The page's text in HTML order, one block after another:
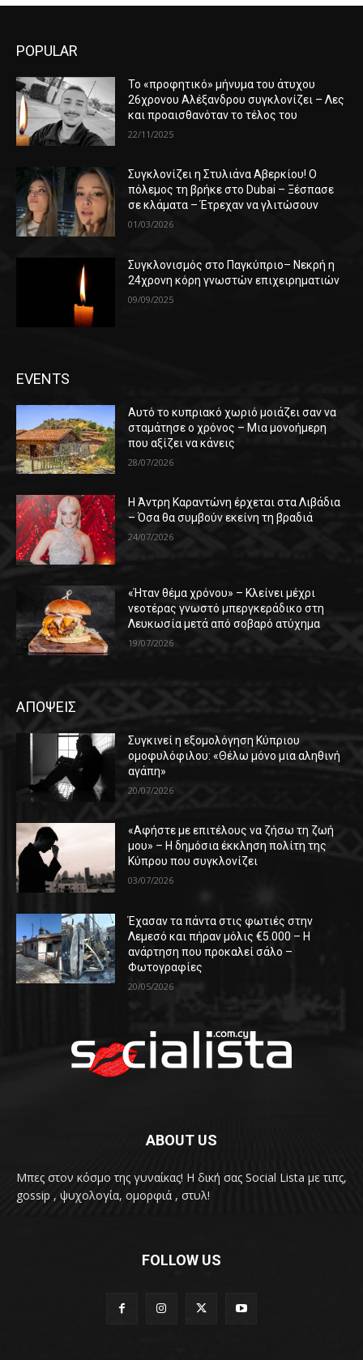
POPULAR
Το «προφητικό» μήνυμα του άτυχου
26χρονου Αλέξανδρου συγκλονίζει – Λες
και προαισθανόταν το τέλος του
22/11/2025
Συγκλονίζει η Στυλιάνα Αβερκίου! Ο
πόλεμος τη βρήκε στο Dubai – Ξέσπασε
σε κλάματα – Έτρεχαν να γλιτώσουν
01/03/2026
Συγκλονισμός στο Παγκύπριο– Νεκρή η
24χρονη κόρη γνωστών επιχειρηματιών
09/09/2025
EVENTS
Αυτό το κυπριακό χωριό μοιάζει σαν να
σταμάτησε ο χρόνος – Μια μονοήμερη
που αξίζει να κάνεις
28/07/2026
Η Άντρη Καραντώνη έρχεται στα Λιβάδια
– Όσα θα συμβούν εκείνη τη βραδιά
24/07/2026
«Ήταν θέμα χρόνου» – Κλείνει μέχρι
νεοτέρας γνωστό μπεργκεράδικο στη
Λευκωσία μετά από σοβαρό ατύχημα
19/07/2026
ΑΠΟΨΕΙΣ
Συγκινεί η εξομολόγηση Κύπριου
ομοφυλόφιλου: «Θέλω μόνο μια αληθινή
αγάπη»
20/07/2026
«Αφήστε με επιτέλους να ζήσω τη ζωή
μου» – Η δημόσια έκκληση πολίτη της
Κύπρου που συγκλονίζει
03/07/2026
Έχασαν τα πάντα στις φωτιές στην
Λεμεσό και πήραν μόλις €5.000 – Η
ανάρτηση που προκαλεί σάλο –
Φωτογραφίες
20/05/2026
ABOUT US
Μπες στον κόσμο της γυναίκας! H δική σας Social Lista με τιπς,
gossip , ψυχολογία, ομορφιά , στυλ!
FOLLOW US